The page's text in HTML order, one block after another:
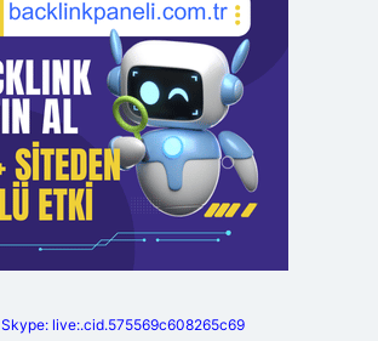
Skype: live:.cid.575569c608265c69